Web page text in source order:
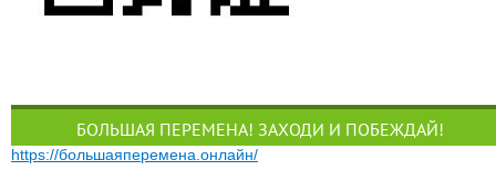
БОЛЬШАЯ ПЕРЕМЕНА! ЗАХОДИ И ПОБЕЖДАЙ!
https://большаяперемена.онлайн/